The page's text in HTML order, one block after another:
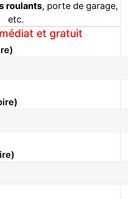
roulants, porte de garage,
etc.
et gratuit